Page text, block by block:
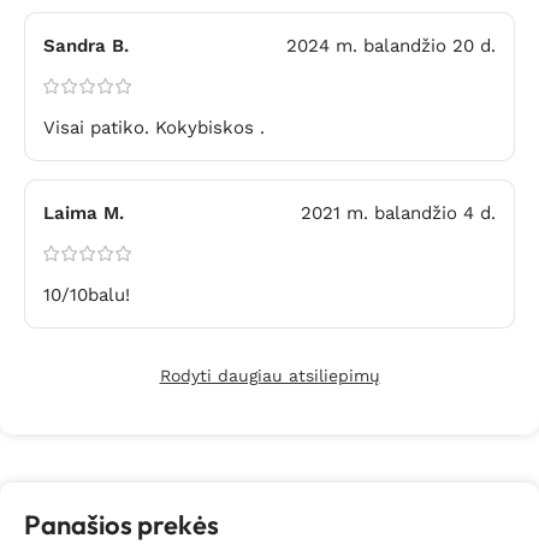
Sandra B. 2024 m. balandžio 20 d.
Visai patiko. Kokybiskos .
Laima M. 2021 m. balandžio 4 d.
10/10balu!
Rodyti daugiau atsiliepimų
Panašios prekės